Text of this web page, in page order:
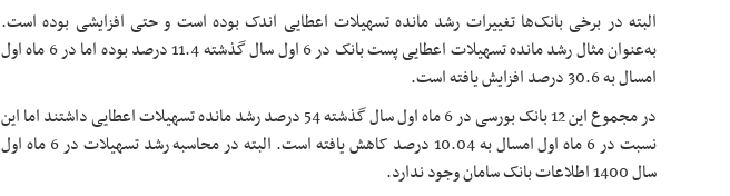
البته در برخی بانک‌ها تغییرات رشد مانده تسهیلات اعطایی اندک بوده است و حتی افزایشی بوده است.
به‌عنوان مثال رشد مانده تسهیلات اعطایی پست بانک در 6 اول سال گذشته 11.4 درصد بوده اما در 6 ماه اول
امسال به 30.6 درصد افزایش یافته است.
در مجموع این 12 بانک بورسی در 6 ماه اول سال گذشته 54 درصد رشد مانده تسهیلات اعطایی داشتند اما این
نسبت در 6 ماه اول امسال به 10.04 درصد کاهش یافته است. البته در محاسبه رشد تسهیلات در 6 ماه اول
سال 1400 اطلاعات بانک سامان وجود ندارد.